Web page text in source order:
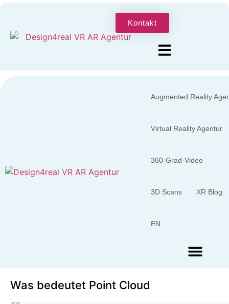
Kontakt
Augmented Reality
Virtual Reality Agentur
360-Grad-Video
3D Scans XR Blog
EN
Was bedeutet Point Cloud